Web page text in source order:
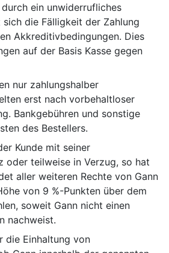
ein unwiderrufliches
die Fälligkeit der Zahlung
Akkreditivbedingungen. Dies
auf der Basis Kasse gegen
nur zahlungshalber
erst nach vorbehaltloser
Bankgebühren und sonstige
des Bestellers.
Kunde mit seiner
oder teilweise in Verzug, so hat
aller weiteren Rechte von Gann
von 9 %-Punkten über dem
soweit Gann nicht einen
nachweist.
Einhaltung von